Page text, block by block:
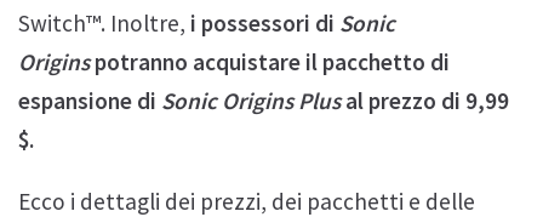
Switch™. Inoltre, i possessori di Sonic
Originspotranno acquistare il pacchetto di
espansione di Sonic Origins Plusal prezzo di 9,99
$.
Ecco i dettagli dei prezzi, dei pacchetti e delle